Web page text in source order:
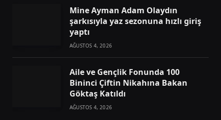
Mine Ayman Adam Olaydın
şarkısıyla yaz sezonuna hızlı giriş
yaptı
AĞUSTOS 4, 2026
Aile ve Gençlik Fonunda 100
Bininci Çiftin Nikahına Bakan
Göktaş Katıldı
AĞUSTOS 4, 2026